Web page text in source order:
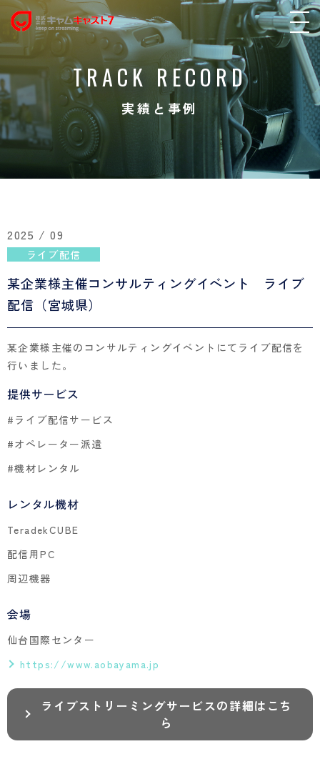
TRACK RECORD
実績と事例
2025 / 09
ライブ配信
某企業様主催コンサルティングイベント ライブ
配信（宮城県）
某企業様主催のコンサルティングイベントにてライブ配信を
行いました。
提供サービス
#ライブ配信サービス
#オペレーター派遣
#機材レンタル
レンタル機材
TeradekCUBE
配信用PC
周辺機器
会場
仙台国際センター
https://www.aobayama.jp
ライブストリーミングサービスの詳細はこち
ら